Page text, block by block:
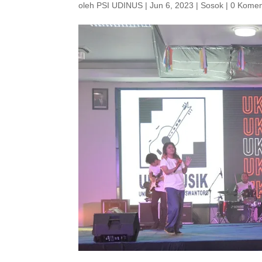
oleh PSI UDINUS |Jun 6, 2023 | Sosok |0